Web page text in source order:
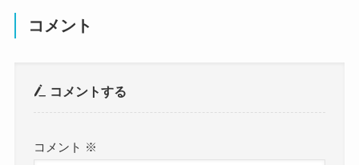
コメント
コメントする
コメント ※